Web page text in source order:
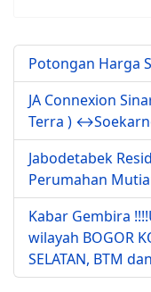
Potongan Harga
JA Connexion
Terra )
Jabodetabek
Perumahan
Kabar Gembira
wilayah BOGOR
SELATAN, BTM